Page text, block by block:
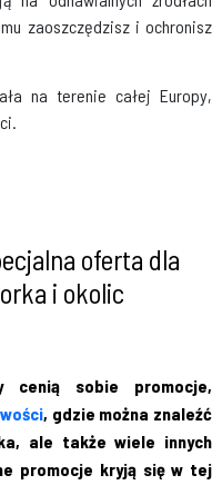
zaoszczędzisz i ochronisz
na terenie całej Europy,
oferta dla
i okolic
cenią sobie promocje,
, gdzie można znaleźć
ale także wiele innych
promocje kryją się w tej